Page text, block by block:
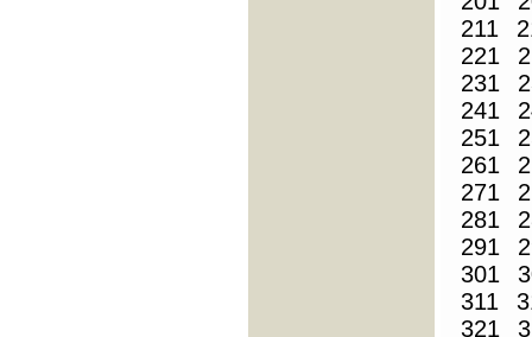
211
221
231
241
251
261
271
281
291
301
311
321